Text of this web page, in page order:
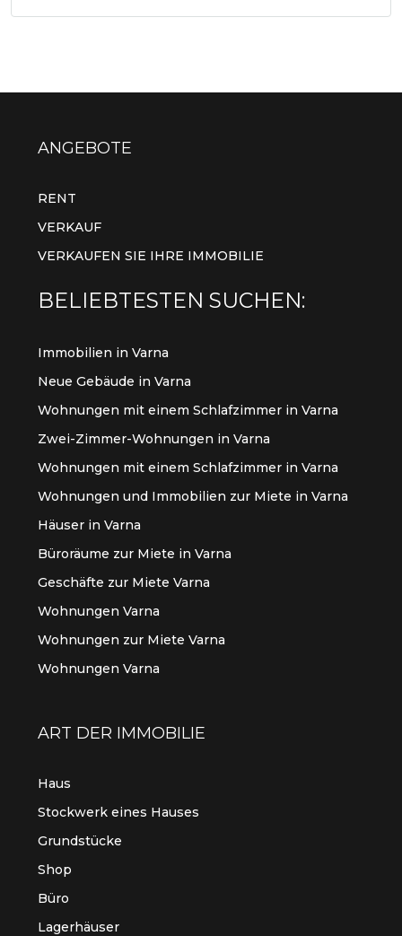
ANGEBOTE
RENT
VERKAUF
VERKAUFEN SIE IHRE IMMOBILIE
BELIEBTESTEN SUCHEN:
Immobilien in Varna
Neue Gebäude in Varna
Wohnungen mit einem Schlafzimmer in Varna
Zwei-Zimmer-Wohnungen in Varna
Wohnungen mit einem Schlafzimmer in Varna
Wohnungen und Immobilien zur Miete in Varna
Häuser in Varna
Büroräume zur Miete in Varna
Geschäfte zur Miete Varna
Wohnungen Varna
Wohnungen zur Miete Varna
Wohnungen Varna
ART DER IMMOBILIE
Haus
Stockwerk eines Hauses
Grundstücke
Shop
Büro
Lagerhäuser